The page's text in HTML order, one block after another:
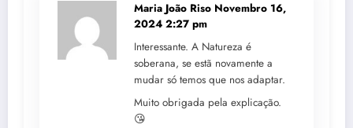
Maria João Riso Novembro 16,
2024 2:27 pm
Interessante. A Natureza é
soberana, se estã novamente a
mudar só temos que nos adaptar.
Muito obrigada pela explicação.
😘